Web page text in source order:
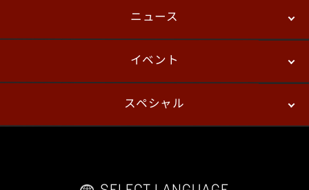
バトル
ニュース
パッチノート
イベント
プレイヤーズ
スペシャル
自己紹介カードメーカー アーケード